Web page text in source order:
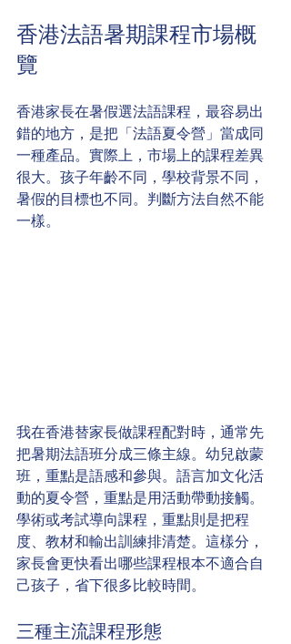
香港法語暑期課程市場概
覽
香港家長在暑假選法語課程，最容易出
錯的地方，是把「法語夏令營」當成同
一種產品。實際上，市場上的課程差異
很大。孩子年齡不同，學校背景不同，
暑假的目標也不同。判斷方法自然不能
一樣。
我在香港替家長做課程配對時，通常先
把暑期法語班分成三條主線。幼兒啟蒙
班，重點是語感和參與。語言加文化活
動的夏令營，重點是用活動帶動接觸。
學術或考試導向課程，重點則是把程
度、教材和輸出訓練排清楚。這樣分，
家長會更快看出哪些課程根本不適合自
己孩子，省下很多比較時間。
三種主流課程形態